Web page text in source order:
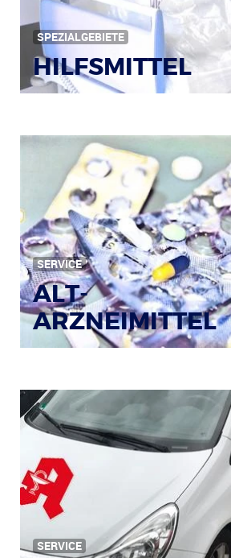
SPEZIALGEBIETE
HILFSMITTEL
Bild: © Rainer Sturm / pixelio.de
SERVICE
ALT-
ARZNEIMITTEL
SERVICE